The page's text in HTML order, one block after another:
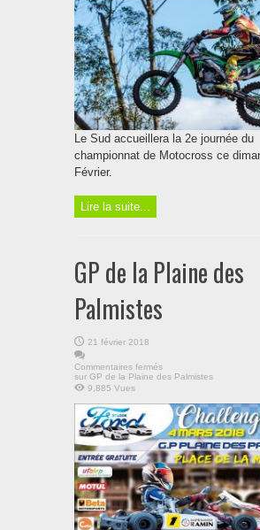
Le Sud accueillera la 2e journée du
championnat de Motocross ce
Février.
Lire la suite...
GP de la Plaine des
Palmistes
21 février 2018
Commentaires fermés
sur GP de la Plaine des Palmistes
9,885 Vues